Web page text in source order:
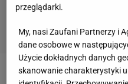
Zobacz wideoKosecki z
przeglądarki.
My, nasi Zaufani Partnerzy i
dane osobowe w
Użycie dokładnych danych
skanowanie charakterystyki